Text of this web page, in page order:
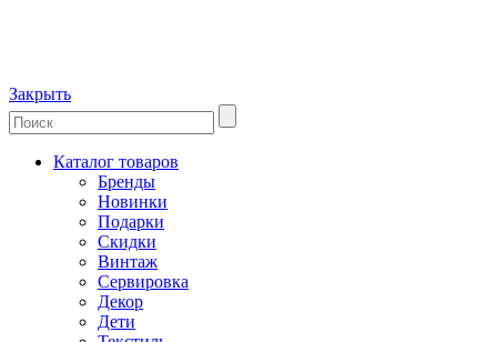
Закрыть
Каталог товаров
Бренды
Новинки
Подарки
Скидки
Винтаж
Сервировка
Декор
Дети